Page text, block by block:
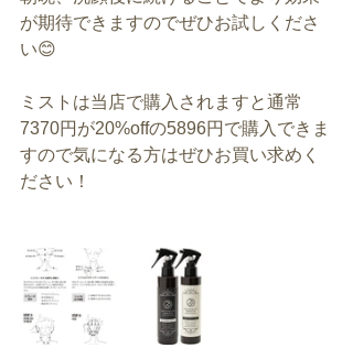
が期待できますのでぜひお試しくださ
い😊
ミストは当店で購入されますと通常
7370円が20%offの5896円で購入できま
すので気になる方はぜひお買い求めく
ださい！